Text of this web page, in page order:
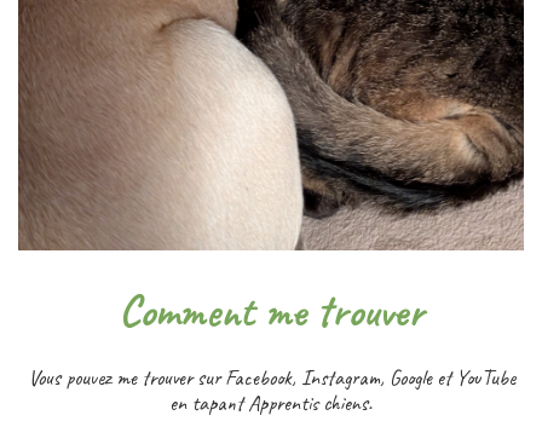
Comment me trouver
Vous pouvez me trouver sur Facebook, Instagram, Google et YouTube
en tapant Apprentis chiens.